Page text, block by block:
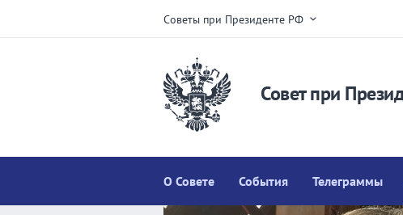
Советы при Президенте РФ
Совет при
О Совете События Телеграммы